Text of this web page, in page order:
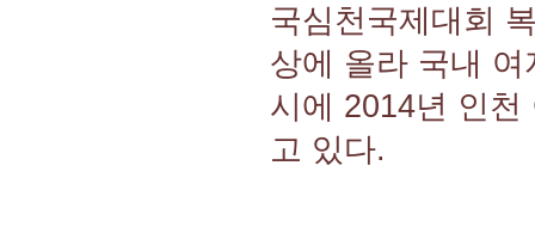
국심천국제대회
상에 올라 국내
시에 2014년 인
고 있다.